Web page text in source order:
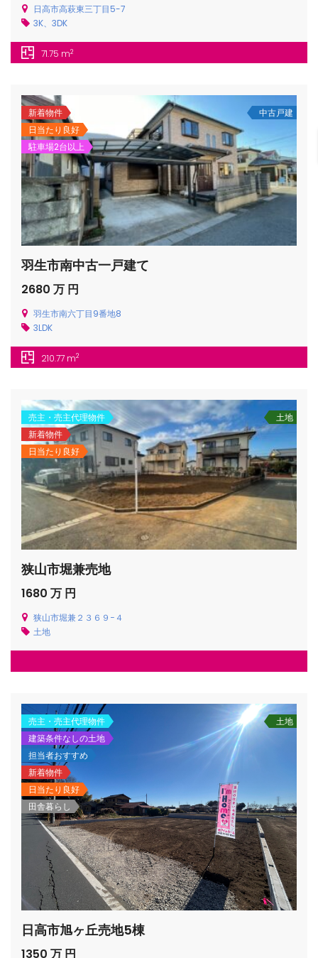
日高市高萩東三丁目5-7
3K、3DK
71.75 m2
新着物件
日当たり良好
駐車場2台以上
中古戸建
羽生市南中古一戸建て
2680 万 円
羽生市南六丁目9番地8
3LDK
210.77 m2
売主・売主代理物件
新着物件
日当たり良好
土地
狭山市堀兼売地
1680 万 円
狭山市堀兼２３６９−４
土地
売主・売主代理物件
建築条件なしの土地
担当者おすすめ
新着物件
日当たり良好
田舎暮らし
土地
日高市旭ヶ丘売地5棟
1350 万 円
manager/wp-
top-